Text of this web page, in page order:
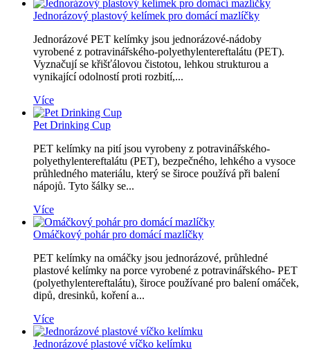
Jednorázový plastový kelímek pro domácí mazlíčky
Jednorázové PET kelímky jsou jednorázové-nádoby
vyrobené z potravinářského-polyethylentereftalátu (PET).
Vyznačují se křišťálovou čistotou, lehkou strukturou a
vynikající odolností proti rozbití,...
Více
Pet Drinking Cup
PET kelímky na pití jsou vyrobeny z potravinářského-
polyethylentereftalátu (PET), bezpečného, ​​lehkého a vysoce
průhledného materiálu, který se široce používá při balení
nápojů. Tyto šálky se...
Více
Omáčkový pohár pro domácí mazlíčky
PET kelímky na omáčky jsou jednorázové, průhledné
plastové kelímky na porce vyrobené z potravinářského- PET
(polyethylentereftalátu), široce používané pro balení omáček,
dipů, dresinků, koření a...
Více
Jednorázové plastové víčko kelímku